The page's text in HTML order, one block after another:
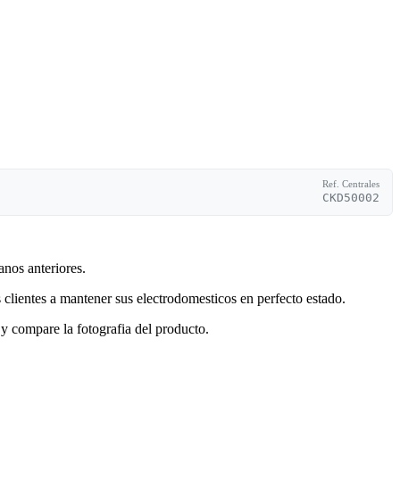
Ref. Centrales
CKD50002
anteriores.
a mantener sus electrodomesticos en perfecto estado.
compare la fotografia del producto.